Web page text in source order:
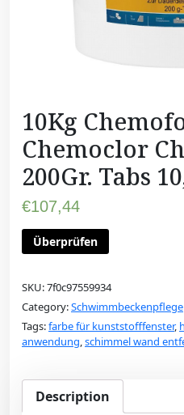
10Kg
Chemoclor
200Gr. Tabs
€107,44
Überprüfen
SKU:7f0c97559934
Category:Schwimmbeckenpflege
Tags:farbe für kunststofffenster,
anwendung,schimmel wand
Description